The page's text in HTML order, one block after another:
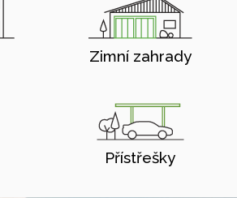
Zimní zahrady
Přístřešky